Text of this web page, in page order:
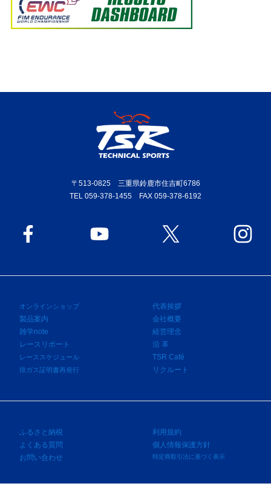
〒513-0825 三重県鈴鹿市住吉町6786
TEL 059-378-1455 FAX 059-378-6192
オンラインショップ
代表挨拶
製品案内
会社概要
雑学note
経営理念
レースリポート
沿 革
レーススケジュール TSR Café
排ガス証明書再発行 リクルート
ふるさと納税
利用規約
よくある質問
個人情報保護方針
お問い合わせ
特定商取引法に基づく表示